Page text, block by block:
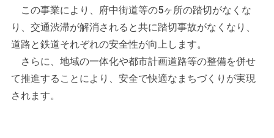
この事業により、府中街道等の5ヶ所の踏切がなくな
り、交通渋滞が解消されると共に踏切事故がなくなり、
道路と鉄道それぞれの安全性が向上します。
さらに、地域の一体化や都市計画道路等の整備を併せ
て推進することにより、安全で快適なまちづくりが実現
されます。